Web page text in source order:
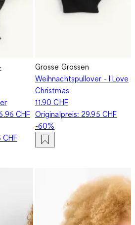
CHF
CHF
Grosse Grössen
Weihnachtspullover - I Love
Christmas
11.90 CHF
Originalpreis: 29.95 CHF
-60%